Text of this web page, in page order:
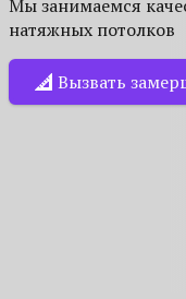
Мы занимаемся
натяжных потолков
Вызвать